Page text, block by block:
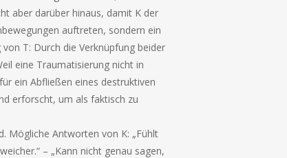
aber darüber hinaus, damit K der
auftreten, sondern ein
T: Durch die Verknüpfung beider
eine Traumatisierung nicht in
ein Abfließen eines destruktiven
erforscht, um als faktisch zu
Mögliche Antworten von K: „Fühlt
– „Kann nicht genau sagen,